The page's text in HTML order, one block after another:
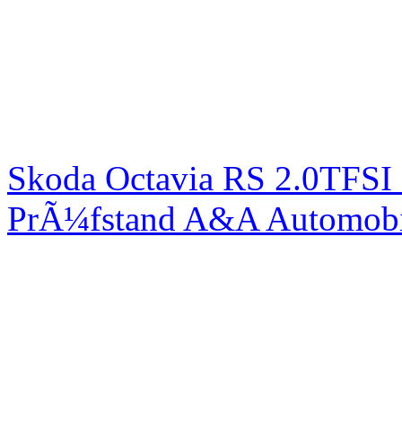
Skoda Octavia RS
PrÃ¼fstand A&A